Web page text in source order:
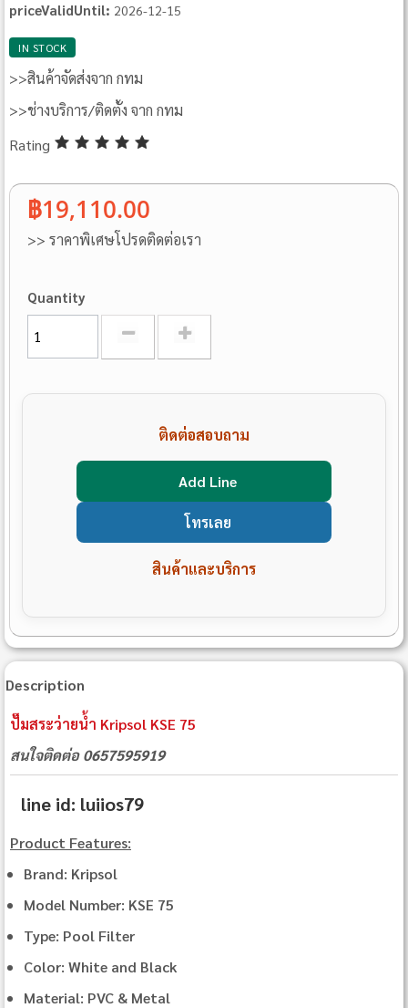
priceValidUntil: 2026-12-15
IN STOCK
>>สินค้าจัดส่งจาก กทม
>>ช่างบริการ/ติดตั้ง จาก กทม
Rating
฿19,110.00
>> ราคาพิเศษโปรดติดต่อเรา
Quantity
ติดต่อสอบถาม
Add Line
โทรเลย
สินค้าและบริการ
Description
ปั๊มสระว่ายน้ำ Kripsol KSE 75
สนใจติดต่อ 0657595919
line id: luiios79
Product Features:
Brand: Kripsol
Model Number: KSE 75
Type: Pool Filter
Color: White and Black
Material: PVC & Metal